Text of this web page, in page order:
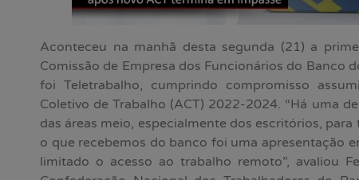
Aconteceu na manhã desta segunda (21) a
Comissão de Empresa dos Funcionários do Banco
foi Teletrabalho, cumprindo compromisso
Coletivo de Trabalho (ACT) 2022-2024. “Há uma
das áreas meio, especialmente dos escritórios,
o que recebemos do banco foi uma apresentação
limitado o acesso ao trabalho remoto”, avaliou